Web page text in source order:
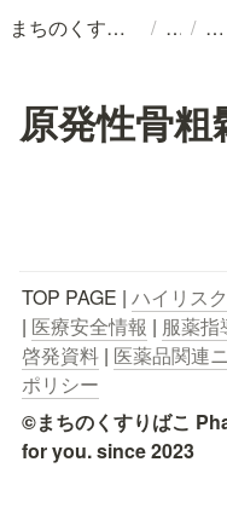
まちのくすりばこ / /
原発性骨
TOP PAGE | ハイリス
| 医療安全情報 | 服薬指
啓発資料 | 医薬品関連
ポリシー
©まちのくすりばこ
for you. since 2023